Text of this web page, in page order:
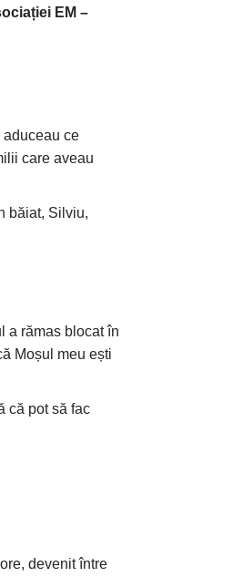
EM –
aduceau ce
care aveau
băiat, Silviu,
a rămas blocat în
Moșul meu ești
că pot să fac
devenit între